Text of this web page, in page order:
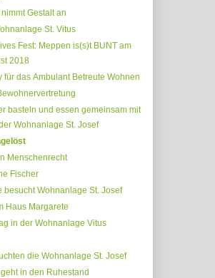
Gestalt an
St. Vitus
Fest: Meppen is(s)t BUNT am
2018
für das Ambulant Betreute Wohnen
basteln und essen gemeinsam mit
Wohnanlage St. Josef
Menschenrecht
Fischer
besucht Wohnanlage St. Josef
Haus Margarete
in der Wohnanlage Vitus
die Wohnanlage St. Josef
in den Ruhestand